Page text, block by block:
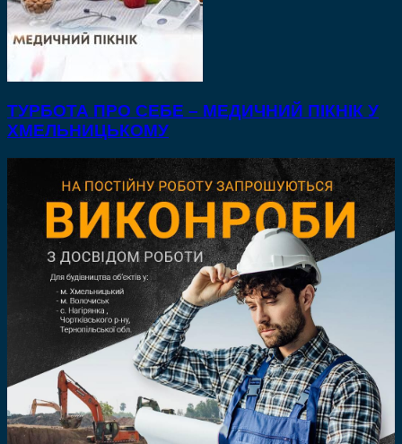
ТУРБОТА ПРО СЕБЕ – МЕДИЧНИЙ ПІКНІК У
ХМЕЛЬНИЦЬКОМУ